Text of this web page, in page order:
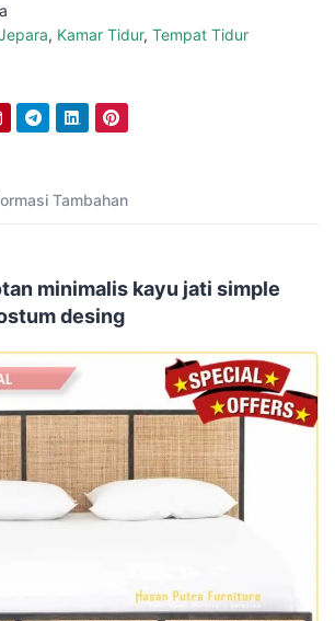
, Kamar Tidur, Tempat Tidur
Tambahan
minimalis kayu jati simple
desing